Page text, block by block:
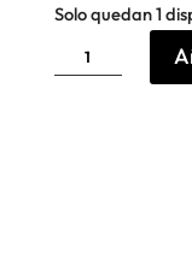
Solo quedan 1
Camiseta
Leonce
logo